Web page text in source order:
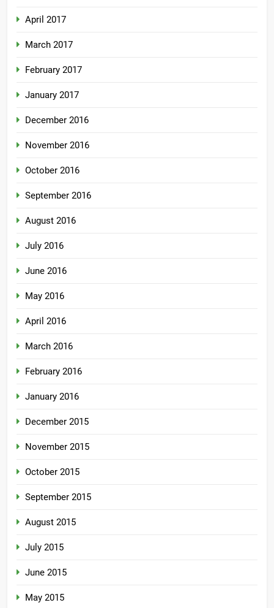
April 2017
March 2017
February 2017
January 2017
December 2016
November 2016
October 2016
September 2016
August 2016
July 2016
June 2016
May 2016
April 2016
March 2016
February 2016
January 2016
December 2015
November 2015
October 2015
September 2015
August 2015
July 2015
June 2015
May 2015